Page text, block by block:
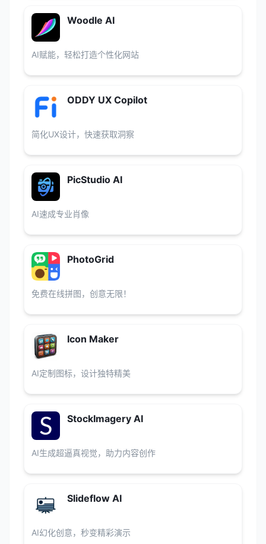
Woodle AI
AI赋能，轻松打造个性化网站
ODDY UX Copilot
简化UX设计，快速获取洞察
PicStudio AI
AI速成专业肖像
PhotoGrid
免费在线拼图，创意无限！
Icon Maker
AI定制图标，设计独特精美
StockImagery AI
AI生成超逼真视觉，助力内容创作
Slideflow AI
AI幻化创意，秒变精彩演示